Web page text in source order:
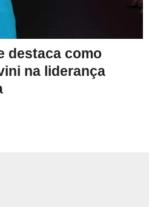
destaca como
na liderança